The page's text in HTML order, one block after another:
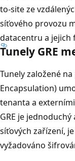
to-site ze
síťového provozu
datacentru a jejich
Tunely GRE
Tunely založené
Encapsulation)
tenanta a
GRE je
síťových zařízení,
vyžadováno